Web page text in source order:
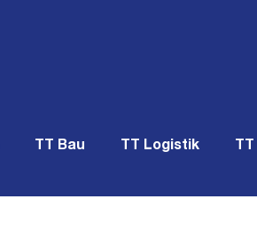
TT Bau TT Logistik